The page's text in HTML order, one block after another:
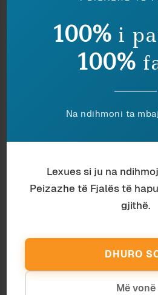
Histori Arber Shtëmbari
100% i
100%
Na ndihmoni ta
Lexues si ju na
Peizazhe të Fjalës të
gjithë.
DHURO
Më vonë